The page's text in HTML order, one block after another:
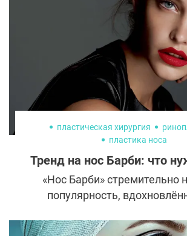
пластическая хирургия
пластика носа
Тренд на нос Барби: что
«Нос Барби» стремительно
популярность,
так и популярностью